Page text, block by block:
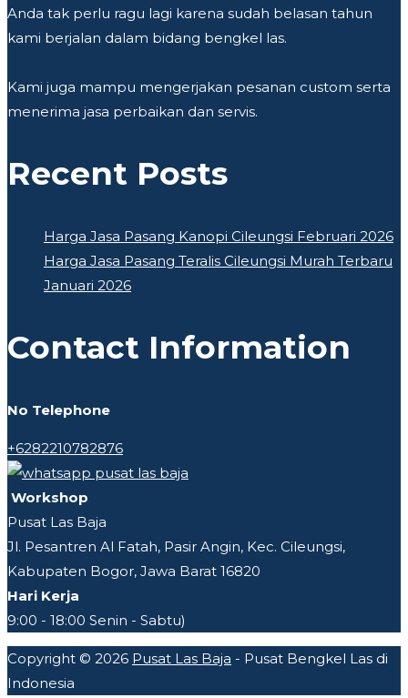
Anda tak perlu ragu lagi karena sudah belasan tahun
kami berjalan dalam bidang bengkel las.
Kami juga mampu mengerjakan pesanan custom serta
menerima jasa perbaikan dan servis.
Recent Posts
Harga Jasa Pasang Kanopi Cileungsi Februari 2026
Harga Jasa Pasang Teralis Cileungsi Murah Terbaru
Januari 2026
Contact Information
No Telephone
+6282210782876
Workshop
Pusat Las Baja
Jl. Pesantren Al Fatah, Pasir Angin, Kec. Cileungsi,
Kabupaten Bogor, Jawa Barat 16820
Hari Kerja
9:00 - 18:00 Senin - Sabtu)
Copyright © 2026 Pusat Las Baja - Pusat Bengkel Las di
Indonesia